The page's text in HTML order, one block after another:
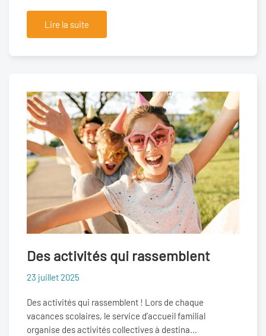
Lire la suite
Des activités qui rassemblent
23 juillet 2025
Des activités qui rassemblent ! Lors de chaque
vacances scolaires, le service d’accueil familial
organise des activités collectives à destina…